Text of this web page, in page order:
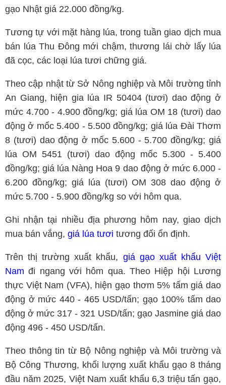
gạo Nhật giá 22.000 đồng/kg.
Tương tự với mặt hàng lúa, trong tuần giao dịch mua
bán lúa Thu Đông mới chậm, thương lái chờ lấy lúa
đã cọc, các loại lúa tươi chững giá.
Theo cập nhật từ Sở Nông nghiệp và Môi trường tỉnh
An Giang, hiện gia lúa IR 50404 (tươi) dao động ở
mức 4.700 - 4.900 đồng/kg; giá lúa OM 18 (tươi) dao
động ở mốc 5.400 - 5.500 đồng/kg; giá lúa Đài Thơm
8 (tươi) dao động ở mốc 5.600 - 5.700 đồng/kg; giá
lúa OM 5451 (tươi) dao động mốc 5.300 - 5.400
đồng/kg; giá lúa Nàng Hoa 9 dao động ở mức 6.000 -
6.200 đồng/kg; giá lúa (tươi) OM 308 dao động ở
mức 5.700 - 5.900 đồng/kg so với hôm qua.
Ghi nhận tại nhiều địa phương hôm nay, giao dịch
mua bán vắng, giá lúa tươi tương đối ổn định.
Trên thị trường xuất khẩu, giá gạo xuất khẩu Việt
Nam đi ngang với hôm qua. Theo Hiệp hội Lương
thực Việt Nam (VFA), hiện gạo thơm 5% tấm giá dao
động ở mức 440 - 465 USD/tấn; gạo 100% tấm dao
động ở mức 317 - 321 USD/tấn; gạo Jasmine giá dao
động 496 - 450 USD/tấn.
Theo thông tin từ Bộ Nông nghiệp và Môi trường và
Bộ Công Thương, khối lượng xuất khẩu gạo 8 tháng
đầu năm 2025, Việt Nam xuất khẩu 6,3 triệu tấn gạo,